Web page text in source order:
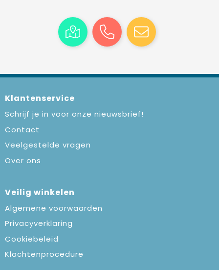
Klantenservice
Schrijf je in voor onze nieuwsbrief!
Contact
Veelgestelde vragen
Over ons
Veilig winkelen
Algemene voorwaarden
Privacyverklaring
Cookiebeleid
Klachtenprocedure